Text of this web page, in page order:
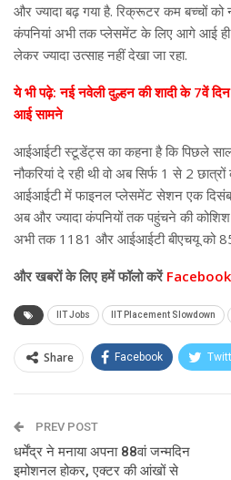
और ज्यादा बढ़ गया है. रिक्रूटर कम बच्चों को
कंपनियां अभी तक प्लेसमेंट के लिए आगे आई ही
लेकर ज्यादा उत्साह नहीं देखा जा रहा.
ये भी पढ़े: नई नवेली दुल्हन की शादी के 7वें
आई सामने
आईआईटी स्टूडेंट्स का कहना है कि पिछले
नौकरियां दे रही थी वो अब सिर्फ 1 से 2
आईआईटी में फाइनल प्लेसमेंट सेशन एक
अब और ज्यादा कंपनियों तक पहुंचने की
अभी तक 1181 और आईआईटी बीएचयू को
औरखबरों के लिए हमें फॉलो करेंFacebook
IIT Jobs IIT Placement Slowdown
Share Facebook
Email
PREV POST
धर्मेंद्र ने मनाया अपना 88वां जन्मदिन
इमोशनल होकर, एक्टर की आंखों से